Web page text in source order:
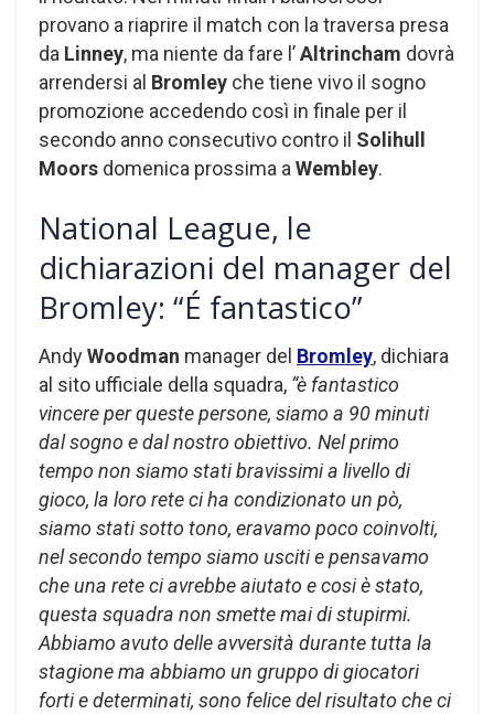
provano a riaprire il match con la traversa presa
da Linney, ma niente da fare l’Altrincham dovrà
arrendersi al Bromley che tiene vivo il sogno
promozione accedendo così in finale per il
secondo anno consecutivo contro il Solihull
Moors domenica prossima aWembley.
National League, le
dichiarazioni del manager del
Bromley: “É fantastico”
AndyWoodman manager del Bromley, dichiara
al sito ufficiale della squadra, “è fantastico
vincere per queste persone, siamo a 90 minuti
dal sogno e dal nostro obiettivo. Nel primo
tempo non siamo stati bravissimi a livello di
gioco, la loro rete ci ha condizionato un pò,
siamo stati sotto tono, eravamo poco coinvolti,
nel secondo tempo siamo usciti e pensavamo
che una rete ci avrebbe aiutato e cosi è stato,
questa squadra non smette mai di stupirmi.
Abbiamo avuto delle avversità durante tutta la
stagione ma abbiamo un gruppo di giocatori
forti e determinati, sono felice del risultato che ci